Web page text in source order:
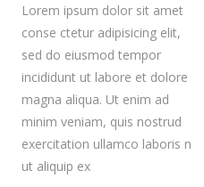
Lorem ipsum dolor sit amet
conse ctetur adipisicing elit,
sed do eiusmod tempor
incididunt ut labore et dolore
magna aliqua. Ut enim ad
minim veniam, quis nostrud
exercitation ullamco laboris nisi
ut aliquip ex